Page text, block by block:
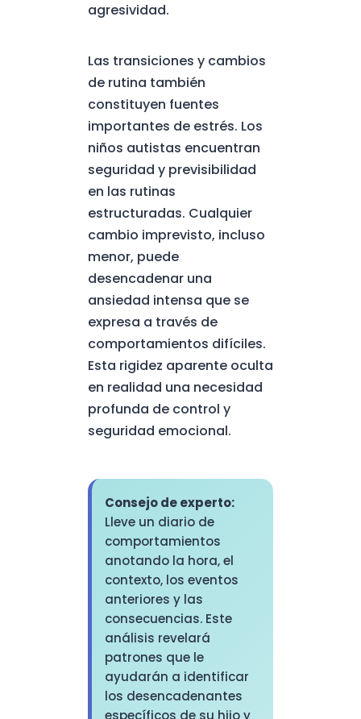
agresividad.
Las transiciones y cambios
de rutina también
constituyen fuentes
importantes de estrés. Los
niños autistas encuentran
seguridad y previsibilidad
en las rutinas
estructuradas. Cualquier
cambio imprevisto, incluso
menor, puede
desencadenar una
ansiedad intensa que se
expresa a través de
comportamientos difíciles.
Esta rigidez aparente oculta
en realidad una necesidad
profunda de control y
seguridad emocional.
Consejo de experto:
Lleve un diario de
comportamientos
anotando la hora, el
contexto, los eventos
anteriores y las
consecuencias. Este
análisis revelará
patrones que le
ayudarán a identificar
los desencadenantes
específicos de su hijo y